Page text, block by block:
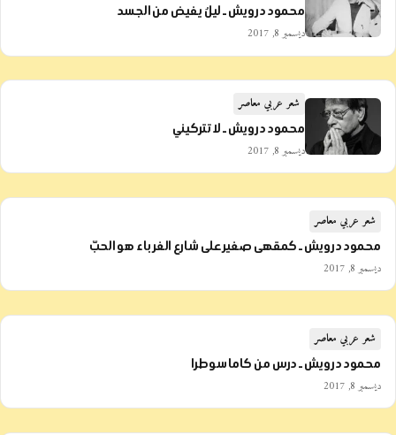
محمود درويش ـ ليلٌ يفيض من الجسد
ديسمبر 8, 2017
شعر عربي معاصر
محمود درويش ـ لا تتركيني
ديسمبر 8, 2017
شعر عربي معاصر
محمود درويش ـ كمقهى صغير على شارع الغرباء هو الحبّ
ديسمبر 8, 2017
شعر عربي معاصر
محمود درويش ـ درس من كاما سوطرا
ديسمبر 8, 2017